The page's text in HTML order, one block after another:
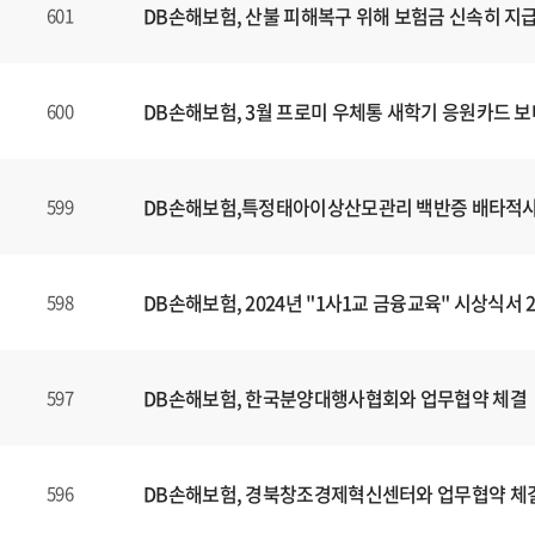
601 DB손해보험, 산불 피해복구 위해 보험금 신속히 지
600 DB손해보험, 3월 프로미 우체통 새학기 응원카드
599 DB손해보험,특정태아이상산모관리 백반증 배타적
598 DB손해보험, 2024년 "1사1교 금융교육" 시상식서
597 DB손해보험, 한국분양대행사협회와 업무협약 체결
596 DB손해보험, 경북창조경제혁신센터와 업무협약 체